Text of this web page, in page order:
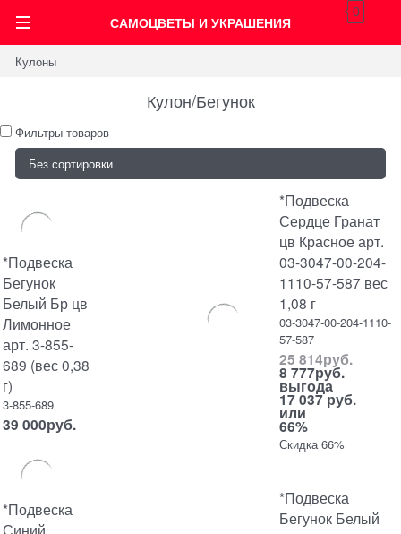
САМОЦВЕТЫ И УКРАШЕНИЯ
0
Кулоны
Кулон/Бегунок
Фильтры товаров
*Подвеска
Бегунок
Белый Бр цв
Лимонное
арт. 3-855-
689 (вес 0,38
г)
3-855-689
39 000руб.
*Подвеска
Сердце Гранат
цв Красное арт.
03-3047-00-204-
1110-57-587 вес
1,08 г
03-3047-00-204-1110-
57-587
25 814руб.
8 777руб.
выгода
17 037 руб.
или
66%
Скидка 66%
*Подвеска
Синий
*Подвеска
Бегунок Белый